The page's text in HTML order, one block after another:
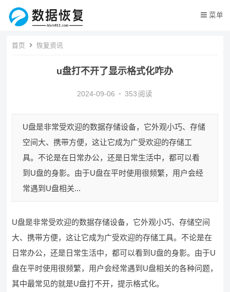
菜单
首页 恢复资讯
u盘打不开了显示格式化咋办
2024-09-06 • 353 阅读
U盘是非常受欢迎的数据存储设备，它外观小巧、存储
空间大、携带方便，这让它成为广受欢迎的存储工
具。不论是在日常办公，还是日常生活中，都可以看
到U盘的身影。由于U盘在平时使用很频繁，用户会经
常遇到U盘相关...
U盘是非常受欢迎的数据存储设备，它外观小巧、存储空间
大、携带方便，这让它成为广受欢迎的存储工具。不论是在
日常办公，还是日常生活中，都可以看到U盘的身影。由于U
盘在平时使用很频繁，用户会经常遇到U盘相关的各种问题，
其中最常见的就是U盘打不开，提示格式化。